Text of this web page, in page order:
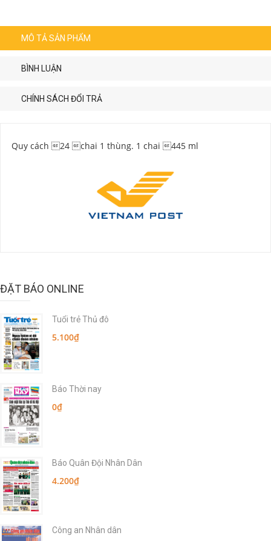
MÔ TẢ SẢN PHẨM
BÌNH LUẬN
CHÍNH SÁCH ĐỔI TRẢ
Quy cách 24 chai 1 thùng. 1 chai 445 ml
ĐẶT BÁO ONLINE
Tuổi trẻ Thủ đô
5.100₫
Báo Thời nay
0₫
Báo Quân Đội Nhân Dân
4.200₫
Công an Nhân dân